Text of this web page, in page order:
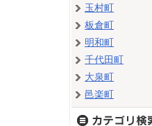
玉村町
板倉町
明和町
千代田町
大泉町
邑楽町